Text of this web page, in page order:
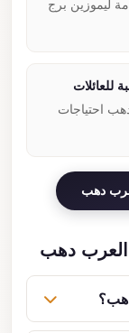
برج
احتياجات
دهب
دهب